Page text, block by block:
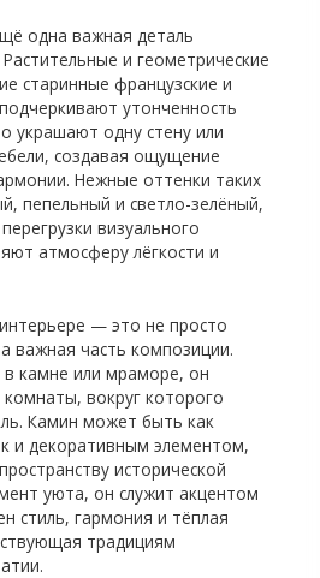
одна важная деталь
Растительные и геометрические
старинные французские и
утонченность
украшают одну стену или
создавая ощущение
Нежные оттенки таких
пепельный и светло-зелёный,
визуального
атмосферу лёгкости и
— это не просто
важная часть композиции.
камне или мраморе, он
вокруг которого
Камин может быть как
и декоративным элементом,
исторической
уюта, он служит акцентом
стиль, гармония и тёплая
традициям